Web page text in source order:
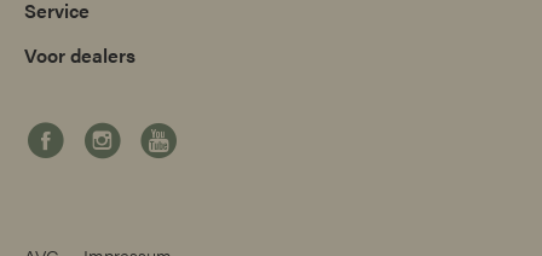
Service
Voor dealers